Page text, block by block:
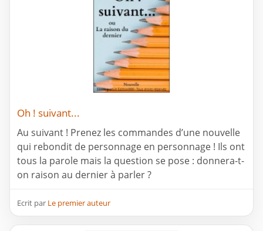
Oh ! suivant...
Au suivant ! Prenez les commandes d’une nouvelle
qui rebondit de personnage en personnage ! Ils ont
tous la parole mais la question se pose : donnera-t-
on raison au dernier à parler ?
Ecrit par Le premier auteur